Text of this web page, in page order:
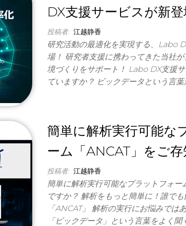
DX支援サービスが新登
投稿者: 江越静香
研究活動の最適化を実現する、Labo
場！ 研究者支援に携わってきた当社
境づくりをサポート！ Labo DX支援
ていますか？ ビックデータという言
簡単に解析実行可能な
ーム「ANCAT」をご存
投稿者: 江越静香
簡単に解析実行可能なプラットフォー
ですか？ 解析をもっと簡単に！誰でも
「ANCAT」 解析の実行にお悩みでは
「ビックデータ」という言葉をよく